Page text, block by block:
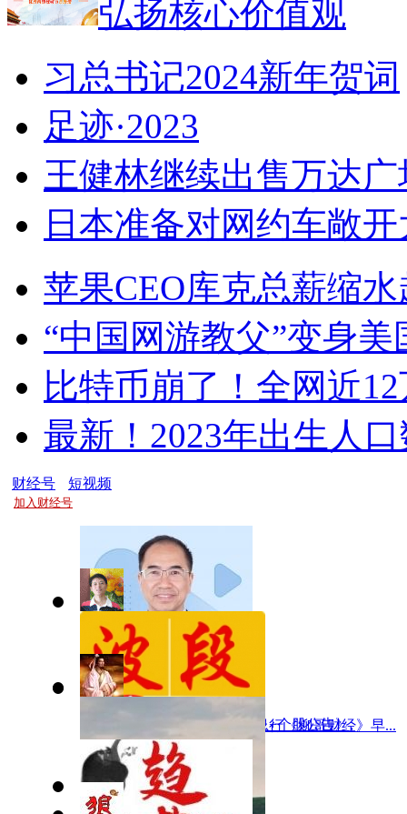
弘扬核心价值观
习总书记2024新年贺词
足迹·2023
王健林继续出售万达广
日本准备对网约车敞开
苹果CEO库克总薪缩
“中国网游教父”变身
比特币崩了！全网近
最新！2023年出生人
财经号 短视频
加入财经号
3800底部已企稳，后市震荡上行《柳哥财经》早...
8月7日周五早间股市信息
孔明直播：《8月7日热点信息+个股公告》,